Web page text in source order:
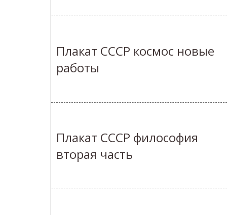
Плакат СССР космос новые
работы
Плакат СССР философия
вторая часть